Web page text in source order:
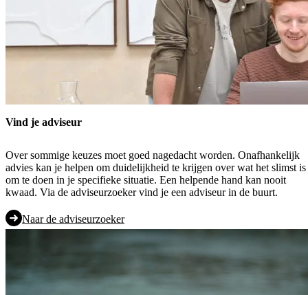
Vind je adviseur
Over sommige keuzes moet goed nagedacht worden. Onafhankelijk
advies kan je helpen om duidelijkheid te krijgen over wat het slimst is
om te doen in je specifieke situatie. Een helpende hand kan nooit
kwaad. Via de adviseurzoeker vind je een adviseur in de buurt.
Naar de adviseurzoeker